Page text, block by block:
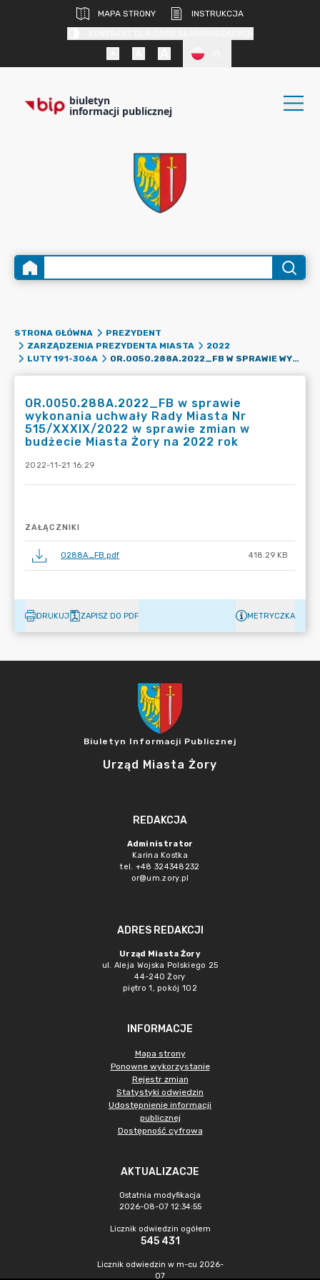
MAPA STRONY
INSTRUKCJA
biuletyn
informacji publicznej
STRONA GŁÓWNA
PREZYDENT
ZARZĄDZENIA PREZYDENTA MIASTA
2022
LUTY 191-306A
OR.0050.288A.2022_FB W SPRAWIE WYKONANIA UCHWAŁY RADY MIASTA NR 515/XXXIX/2022 W SPRAWIE ZMIAN W BUDŻECIE MIASTA ŻORY NA 2022 ROK
OR.0050.288A.2022_FB w sprawie
wykonania uchwały Rady Miasta Nr
515/XXXIX/2022 w sprawie zmian w
budżecie Miasta Żory na 2022 rok
2022-11-21 16:29
ZAŁĄCZNIKI
0288A_FB.pdf 418.29 KB
DRUKUJ ZAPISZ DO PDF METRYCZKA
Biuletyn Informacji Publicznej
Urząd Miasta Żory
REDAKCJA
Administrator
Karina Kostka
tel. +48 324348232
or@um.zory.pl
ADRES REDAKCJI
Urząd Miasta Żory
ul. Aleja Wojska Polskiego 25
44-240 Żory
piętro 1, pokój 102
INFORMACJE
Mapa strony
Ponowne wykorzystanie
Rejestr zmian
Statystyki odwiedzin
Udostępnienie informacji
publicznej
Dostępność cyfrowa
AKTUALIZACJE
Ostatnia modyfikacja
2026-08-07 12:34:55
Licznik odwiedzin ogółem
545 431
Licznik odwiedzin w m-cu 2026-
07